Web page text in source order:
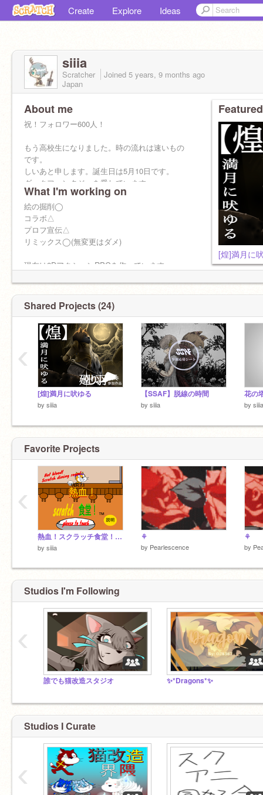
Create Explore Ideas
siiia
Scratcher Joined 5 years, 9 months ago
Japan
About me
祝！フォロワー600人！
もう高校生になりました。時の流れは速いもの
です。
しいあと申します。誕生日は5月10日です。
ダークファンタジーを愛しています。
／＞ フ
| _ _|
/ | Please follow me
What I'm working on
絵の掘削◯
コラボ△
プロフ宣伝△
リミックス◯(無変更はダメ)
現在は2DアクションRPGを作っています
5/11再開。背景イラスト制作中…
6/1ボスモーション作成開始
7/18マップリデザイン
[煌]満月に
Shared Projects (24)
[煌]満月に吠ゆる
by siiia
【SSAF】脱線の時間
by siiia by siiia
‹
Favorite Projects
熱血！スクラッチ食堂！ver.7.1 Hot blood! Scratch dining room!
by siiia
⚘
by Pearlescence
⚘
by
‹
Studios I'm Following
誰でも猫改造スタジオ ✨*Dragons*✨
‹
Studios I Curate
‹